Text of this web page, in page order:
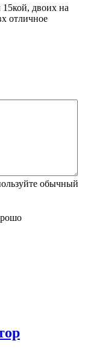
двоих на
отличное
обычный